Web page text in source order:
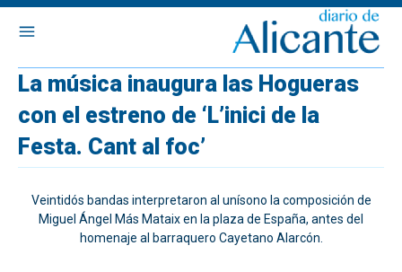
La música inaugura las Hogueras
con el estreno de ‘L’inici de la
Festa. Cant al foc’
Veintidós bandas interpretaron al unísono la composición de
Miguel Ángel Más Mataix en la plaza de España, antes del
homenaje al barraquero Cayetano Alarcón.